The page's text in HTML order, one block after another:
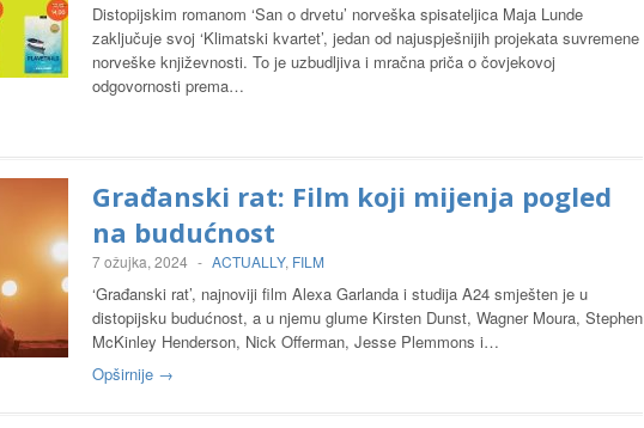
Distopijskim romanom ‘San o drvetu’ norveška spisateljica Maja Lunde
zaključuje svoj ‘Klimatski kvartet’, jedan od najuspješnijih projekata suvremene
norveške književnosti. To je uzbudljiva i mračna priča o čovjekovoj
odgovornosti prema…
Građanski rat: Film koji mijenja pogled
na budućnost
7 ožujka, 2024 - ACTUALLY, FILM
‘Građanski rat’, najnoviji film Alexa Garlanda i studija A24 smješten je u
distopijsku budućnost, a u njemu glume Kirsten Dunst, Wagner Moura, Stephen
McKinley Henderson, Nick Offerman, Jesse Plemmons i…
Opširnije →